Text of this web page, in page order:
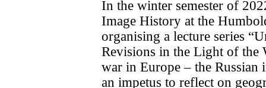
In the winter semester of
Image History at the
organising a lecture series
Revisions in the Light of the
war in Europe – the Russian
an impetus to reflect on